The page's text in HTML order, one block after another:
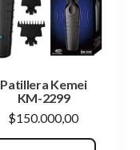
Patillera Kemei
KM-2299
$150.000,00